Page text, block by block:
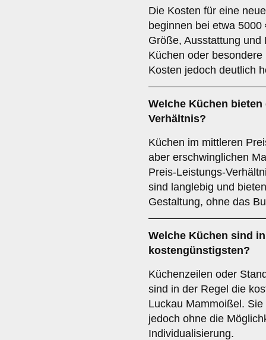
Die Kosten für eine
beginnen bei etwa
Größe, Ausstattung
Küchen oder
Kosten jedoch deutlich
Welche Küchen
Verhältnis?
Küchen im mittleren
aber erschwinglichen
Preis-Leistungs-
sind langlebig und
Gestaltung, ohne das
Welche Küchen sind
kostengünstigsten?
Küchenzeilen oder
sind in der Regel die
Luckau Mammoißel.
jedoch ohne die
Individualisierung.